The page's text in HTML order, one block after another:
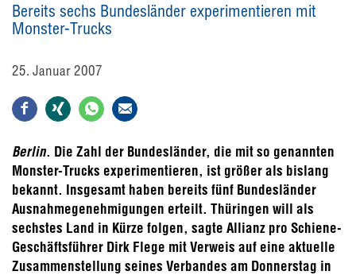
Bereits sechs Bundesländer experimentieren mit
Monster-Trucks
25. Januar 2007
Berlin. Die Zahl der Bundesländer, die mit so genannten
Monster-Trucks experimentieren, ist größer als bislang
bekannt. Insgesamt haben bereits fünf Bundesländer
Ausnahmegenehmigungen erteilt. Thüringen will als
sechstes Land in Kürze folgen, sagte Allianz pro Schiene-
Geschäftsführer Dirk Flege mit Verweis auf eine aktuelle
Zusammenstellung seines Verbandes am Donnerstag in